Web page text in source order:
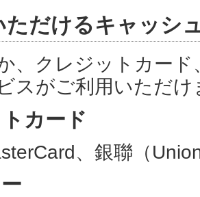
ただけるキャッシ
、クレジットカー
スがご利用いただけ
カード
、銀聯（